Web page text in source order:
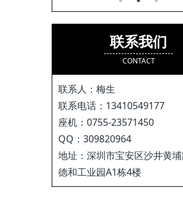
联系我们
CONTACT
联系人：梅生
联系电话：13410549177
座机：0755-23571450
QQ：309820964
地址：深圳市宝安区沙井黄
德和工业园A1栋4楼